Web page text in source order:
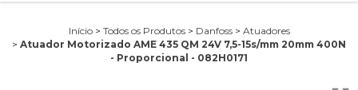
Início > Todos os Produtos > Danfoss > Atuadores
> Atuador Motorizado AME 435 QM 24V 7,5-15s/mm 20mm 400N
- Proporcional - 082H0171